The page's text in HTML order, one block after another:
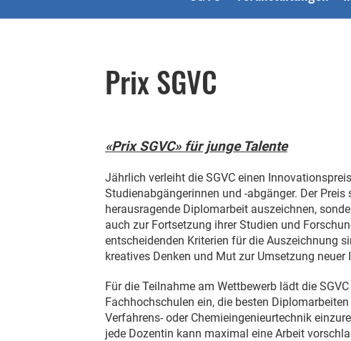
Prix SGVC
«Prix SGVC» für junge Talente
Jährlich verleiht die SGVC einen
Studienabgängerinnen und -abgänger. Der Preis
herausragende Diplomarbeit auszeichnen,
auch zur Fortsetzung ihrer Studien und
entscheidenden Kriterien für die Auszeichnung
kreatives Denken und Mut zur Umsetzung neuer
Für die Teilnahme am Wettbewerb lädt die
Fachhochschulen ein, die besten
Verfahrens- oder Chemieingenieurtechnik
jede Dozentin kann maximal eine Arbeit